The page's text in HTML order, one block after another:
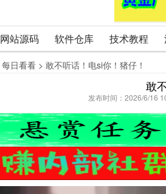
网站源码 软件仓库 技术教程
每日看看 > 敢不听话！电si你！猪仔！
敢
发布时间：2026/6/16